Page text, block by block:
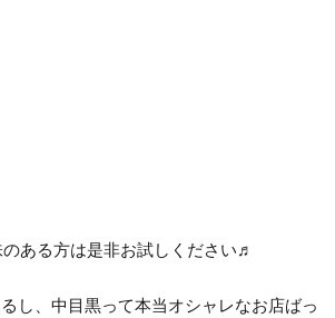
ある方は是非お試しください♬
るし、中目黒って本当オシャレなお店ばっ